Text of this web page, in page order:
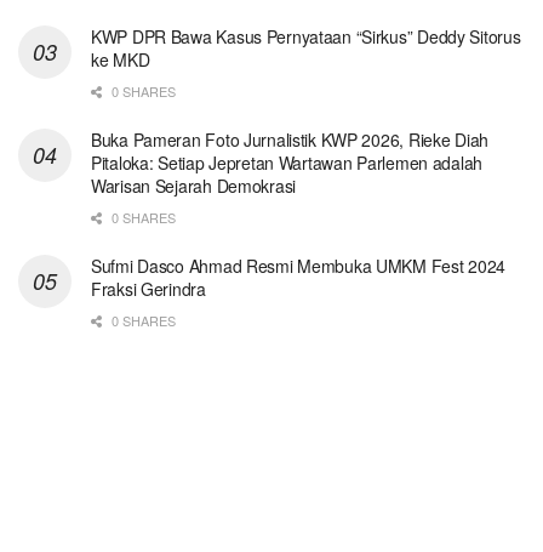
KWP DPR Bawa Kasus Pernyataan “Sirkus” Deddy Sitorus
ke MKD
0 SHARES
Buka Pameran Foto Jurnalistik KWP 2026, Rieke Diah
Pitaloka: Setiap Jepretan Wartawan Parlemen adalah
Warisan Sejarah Demokrasi
0 SHARES
Sufmi Dasco Ahmad Resmi Membuka UMKM Fest 2024
Fraksi Gerindra
0 SHARES